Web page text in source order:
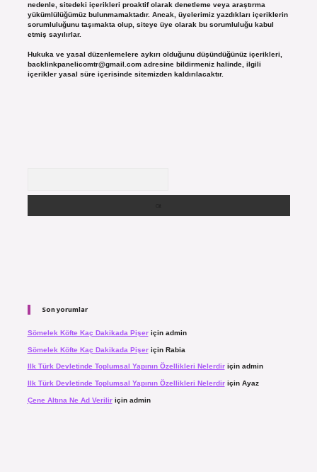
nedenle, sitedeki içerikleri proaktif olarak denetleme veya araştırma
yükümlülüğümüz bulunmamaktadır. Ancak, üyelerimiz yazdıkları içeriklerin
sorumluluğunu taşımakta olup, siteye üye olarak bu sorumluluğu kabul
etmiş sayılırlar.
Hukuka ve yasal düzenlemelere aykırı olduğunu düşündüğünüz içerikleri,
backlinkpanelicomtr@gmail.comadresine bildirmeniz halinde, ilgili
içerikler yasal süre içerisinde sitemizden kaldırılacaktır.
Son yorumlar
Sömelek Köfte Kaç Dakikada Pişeriçin admin
Sömelek Köfte Kaç Dakikada Pişeriçin Rabia
Ilk Türk Devletinde Toplumsal Yapının Özellikleri Nelerdiriçin admin
Ilk Türk Devletinde Toplumsal Yapının Özellikleri Nelerdiriçin Ayaz
Çene Altına Ne Ad Veriliriçin admin